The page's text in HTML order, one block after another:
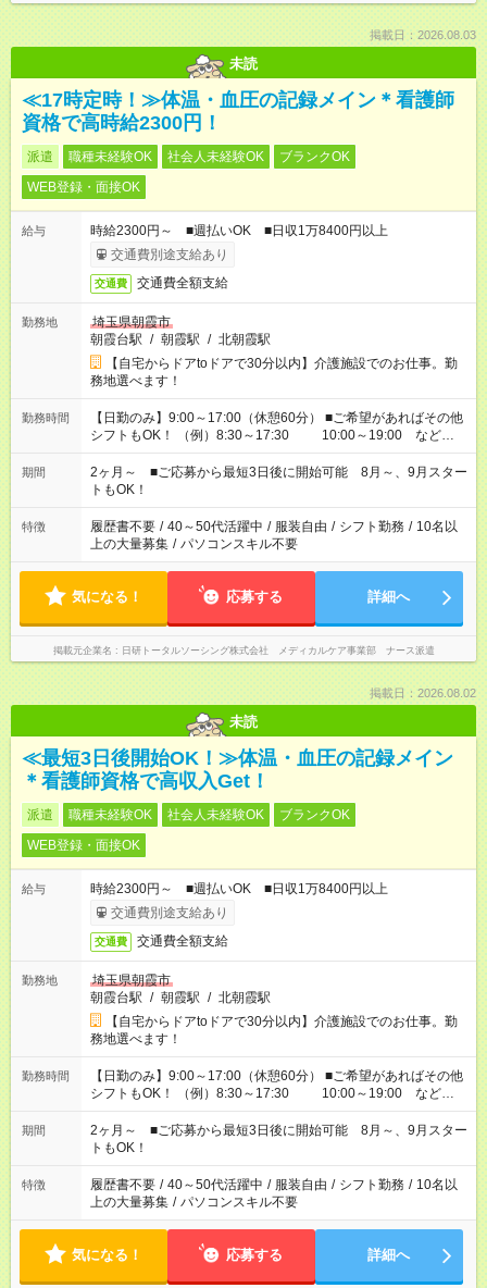
掲載日：2026.08.03
未読
≪17時定時！≫体温・血圧の記録メイン＊看護師
資格で高時給2300円！
派遣 職種未経験OK 社会人未経験OK
ブランクOK
WEB登録・面接OK
給与
時給2300円～ ■週払いOK ■日収1万8400円以上
交通費別途支給あり
交通費 交通費全額支給
勤務地
埼玉県朝霞市
朝霞台駅 / 朝霞駅 / 北朝霞駅
【自宅からドアtoドアで30分以内】介護施設でのお仕事。勤
務地選べます！
勤務時間
【日勤のみ】9:00～17:00（休憩60分） ■ご希望があればその他
シフトもOK！ （例）8:30～17:30 10:00～19:00 など
「家族とお休みを合わせたい」 「できれば残業はしたくない」
など、あなたのご希望に沿ったお仕事をご紹介します！ ※Wワ
ーク希望の方へ 今ご覧のお仕事で希望する勤務時間と、もう1つ
のお仕事の勤務時間。 合計で週40時間を超える場合は応募でき
ません
期間
2ヶ月～ ■ご応募から最短3日後に開始可能 8月～、9月スター
トもOK！
特徴 履歴書不要 / 40～50代活躍中 / 服装自由 / シフト勤務 / 10名以
上の大量募集 / パソコンスキル不要
気になる！ 応募する 詳細へ
掲載元企業名 日研トータルソーシング株式会社 メディカルケア事業部 ナース派遣
掲載日：2026.08.02
未読
≪最短3日後開始OK！≫体温・血圧の記録メイン
＊看護師資格で高収入Get！
派遣 職種未経験OK 社会人未経験OK
ブランクOK
WEB登録・面接OK
給与
時給2300円～ ■週払いOK ■日収1万8400円以上
交通費別途支給あり
交通費 交通費全額支給
勤務地
埼玉県朝霞市
朝霞台駅 / 朝霞駅 / 北朝霞駅
【自宅からドアtoドアで30分以内】介護施設でのお仕事。勤
務地選べます！
勤務時間
【日勤のみ】9:00～17:00（休憩60分） ■ご希望があればその他
シフトもOK！ （例）8:30～17:30 10:00～19:00 など
「家族とお休みを合わせたい」 「できれば残業はしたくない」
など、あなたのご希望に沿ったお仕事をご紹介します！ ※Wワ
ーク希望の方へ 今ご覧のお仕事で希望する勤務時間と、もう1つ
のお仕事の勤務時間。 合計で週40時間を超える場合は応募でき
ません
期間
2ヶ月～ ■ご応募から最短3日後に開始可能 8月～、9月スター
トもOK！
特徴 履歴書不要 / 40～50代活躍中 / 服装自由 / シフト勤務 / 10名以
上の大量募集 / パソコンスキル不要
気になる！ 応募する 詳細へ